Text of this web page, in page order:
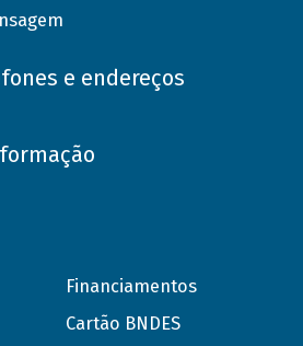
e endereços
Financiamentos
Cartão BNDES